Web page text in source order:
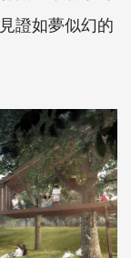
證如夢似幻的